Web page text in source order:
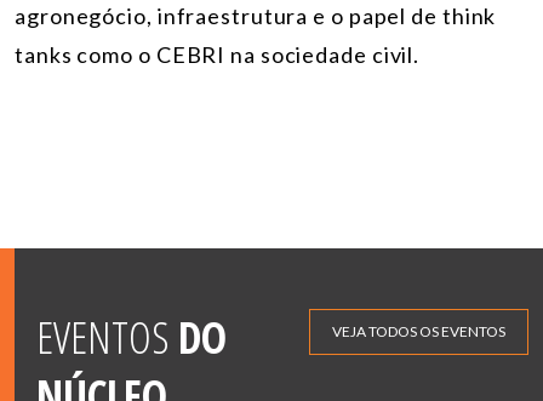
agronegócio, infraestrutura e o papel de think
tanks como o CEBRI na sociedade civil.
EVENTOS DO
VEJA TODOS OS EVENTOS